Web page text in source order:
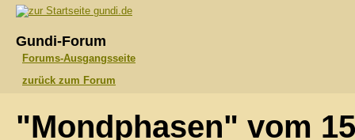
gundi.de
Gundi-Forum
Forums-Ausgangsseite
zurück zum Forum
"Mondphasen" vom